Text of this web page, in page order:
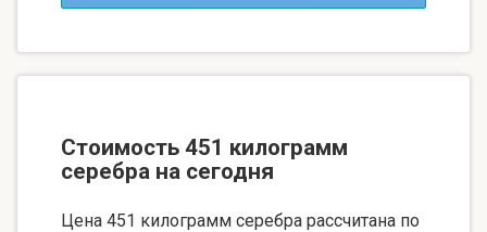
Стоимость 451 килограмм
серебра на сегодня
Цена 451 килограмм серебра рассчитана по